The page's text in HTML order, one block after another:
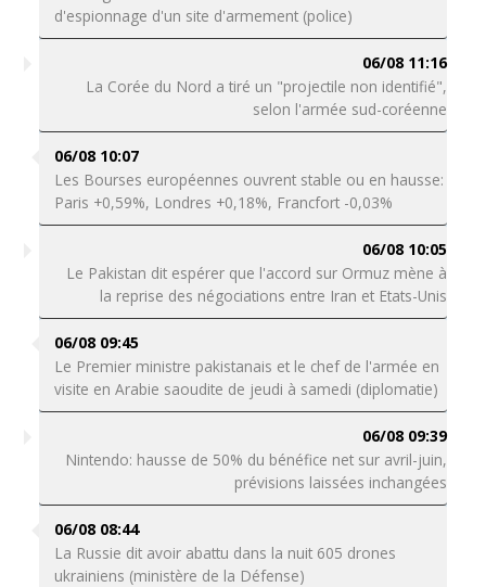
d'espionnage d'un site d'armement (police)
06/08 11:16
La Corée du Nord a tiré un "projectile non identifié",
selon l'armée sud-coréenne
06/08 10:07
Les Bourses européennes ouvrent stable ou en hausse:
Paris +0,59%, Londres +0,18%, Francfort -0,03%
06/08 10:05
Le Pakistan dit espérer que l'accord sur Ormuz mène à
la reprise des négociations entre Iran et Etats-Unis
06/08 09:45
Le Premier ministre pakistanais et le chef de l'armée en
visite en Arabie saoudite de jeudi à samedi (diplomatie)
06/08 09:39
Nintendo: hausse de 50% du bénéfice net sur avril-juin,
prévisions laissées inchangées
06/08 08:44
La Russie dit avoir abattu dans la nuit 605 drones
ukrainiens (ministère de la Défense)